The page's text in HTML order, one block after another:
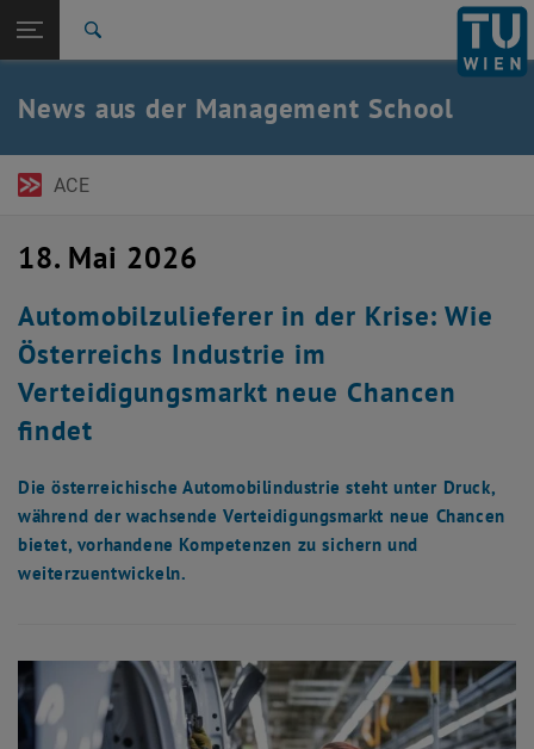
TU Login
Zurück: Subseiten von MBA-Programme auflisten
Zurück zur letzten Ebene:
News aus der Management School
ACE
18. Mai 2026
Automobilzulieferer in der Krise: Wie
Österreichs Industrie im
Verteidigungsmarkt neue Chancen
findet
Die österreichische Automobilindustrie steht unter Druck,
während der wachsende Verteidigungsmarkt neue Chancen
bietet, vorhandene Kompetenzen zu sichern und
weiterzuentwickeln.